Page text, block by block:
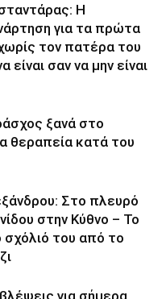
Η
για τα πρώτα
τον πατέρα του
είναι σαν να μην είναι
ξανά στο
θεραπεία κατά του
Στο πλευρό
στην Κύθνο – Το
σχόλιό του από το